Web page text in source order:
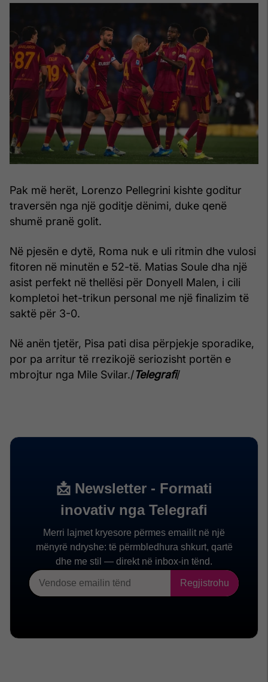
Pak më herët, Lorenzo Pellegrini kishte goditur
traversën nga një goditje dënimi, duke qenë
shumë pranë golit.
Në pjesën e dytë, Roma nuk e uli ritmin dhe vulosi
fitoren në minutën e 52-të. Matias Soule dha një
asist perfekt në thellësi për Donyell Malen, i cili
kompletoi het-trikun personal me një finalizim të
saktë për 3-0.
Në anën tjetër, Pisa pati disa përpjekje sporadike,
por pa arritur të rrezikojë seriozisht portën e
mbrojtur nga Mile Svilar./Telegrafi/